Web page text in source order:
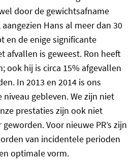
door de gewichtsafname
Hans al meer dan 30
en de enige significante
afvallen is geweest. Ron heeft
ook hij is circa 15% afgevallen
In 2013 en 2014 is ons
gebleven. We zijn niet
prestaties zijn ook niet
Voor nieuwe PR’s zijn
van incidentele perioden
optimale vorm.